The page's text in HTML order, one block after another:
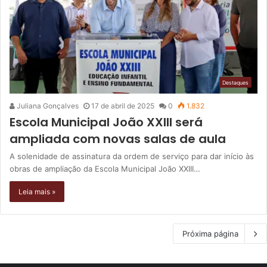
Destaques
Juliana Gonçalves 17 de abril de 2025 0 1.832
Escola Municipal João XXIII será
ampliada com novas salas de aula
A solenidade de assinatura da ordem de serviço para dar início às
obras de ampliação da Escola Municipal João XXIII…
Leia mais »
Próxima página